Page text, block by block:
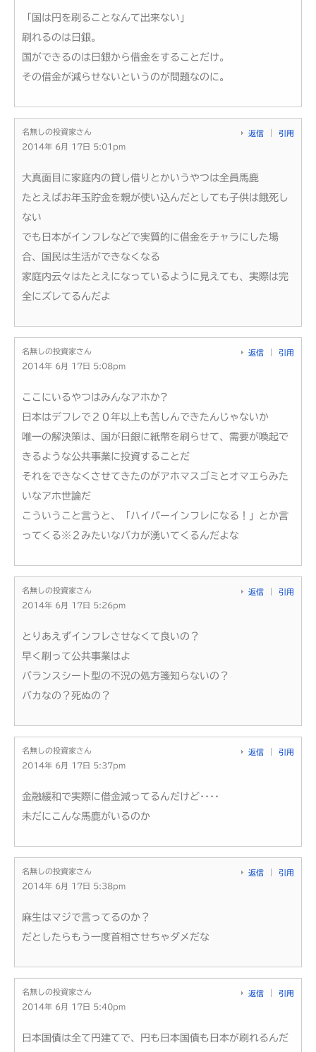
「国は円を刷ることなんて出来ない」
刷れるのは日銀。
国ができるのは日銀から借金をすることだけ。
その借金が減らせないというのが問題なのに。
名無しの投資家さん
2014年 6月 17日 5:01pm
返信 引用
大真面目に家庭内の貸し借りとかいうやつは全員馬鹿
たとえばお年玉貯金を親が使い込んだとしても子供は餓死し
ない
でも日本がインフレなどで実質的に借金をチャラにした場
合、国民は生活ができなくなる
家庭内云々はたとえになっているように見えても、実際は完
全にズレてるんだよ
名無しの投資家さん
2014年 6月 17日 5:08pm
返信 引用
ここにいるやつはみんなアホか?
日本はデフレで２０年以上も苦しんできたんじゃないか
唯一の解決策は、国が日銀に紙幣を刷らせて、需要が喚起で
きるような公共事業に投資することだ
それをできなくさせてきたのがアホマスゴミとオマエらみた
いなアホ世論だ
こういうこと言うと、「ハイパーインフレになる！」とか言
ってくる※２みたいなバカが湧いてくるんだよな
名無しの投資家さん
2014年 6月 17日 5:26pm
返信 引用
とりあえずインフレさせなくて良いの？
早く刷って公共事業はよ
バランスシート型の不況の処方箋知らないの？
バカなの？死ぬの？
名無しの投資家さん
2014年 6月 17日 5:37pm
返信 引用
金融緩和で実際に借金減ってるんだけど････
未だにこんな馬鹿がいるのか
名無しの投資家さん
2014年 6月 17日 5:38pm
返信 引用
麻生はマジで言ってるのか？
だとしたらもう一度首相させちゃダメだな
名無しの投資家さん
2014年 6月 17日 5:40pm
返信 引用
日本国債は全て円建てで、円も日本国債も日本が刷れるんだ